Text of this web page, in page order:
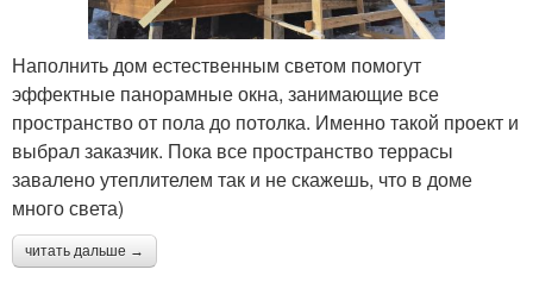
Наполнить дом естественным светом помогут
эффектные панорамные окна, занимающие все
пространство от пола до потолка. Именно такой проект и
выбрал заказчик. Пока все пространство террасы
завалено утеплителем так и не скажешь, что в доме
много света)
читать дальше →